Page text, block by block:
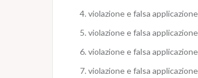
4. violazione e falsa
5. violazione e falsa
6. violazione e falsa
7. violazione e falsa